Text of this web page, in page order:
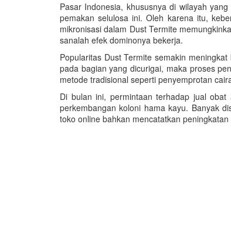
Pasar Indonesia, khususnya di wilayah
pemakan selulosa ini. Oleh karena itu,
mikronisasi dalam Dust Termite
sanalah efek dominonya bekerja.
Popularitas Dust Termite semakin
pada bagian yang dicurigai, maka proses
metode tradisional seperti penyemprotan
Di bulan ini, permintaan terhadap jual
perkembangan koloni hama kayu. Banyak
toko online bahkan mencatatkan